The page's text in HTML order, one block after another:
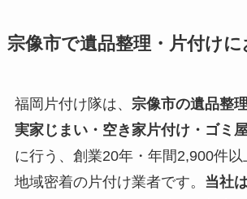
宗像市で遺品整理・片付け
福岡片付け隊は、 宗像市の遺品整
実家じまい・空き家片付け・ゴミ
に行う、創業20年・年間2,900件
地域密着の片付け業者です。 当社